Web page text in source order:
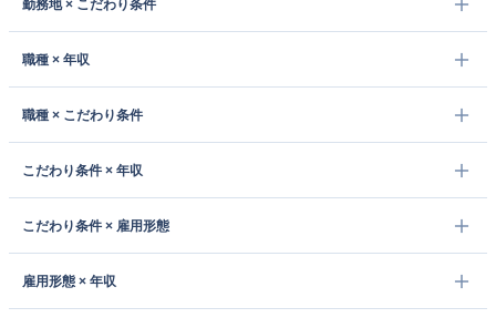
勤務地 × こだわり条件
職種 × 年収
職種 × こだわり条件
こだわり条件 × 年収
こだわり条件 × 雇用形態
雇用形態 × 年収